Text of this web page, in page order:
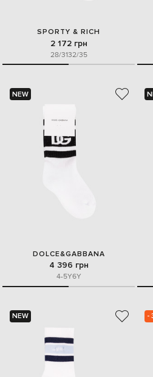
SPORTY & RICH
2 172 грн
28/3132/35
NEW
DOLCE&GABBANA
4 396 грн
4-5Y6Y
NEW -